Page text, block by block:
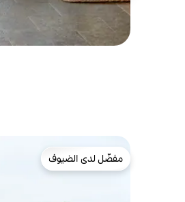
مفضّل لدى الضيوف
مفضّل لدى الضيوف